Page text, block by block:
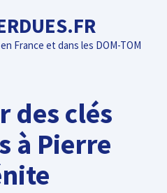
France et dans les DOM-TOM
des clés
à Pierre